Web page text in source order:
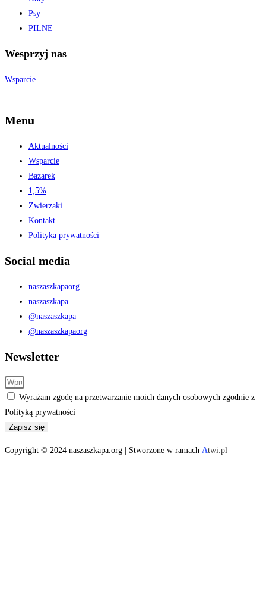
Psy
PILNE
Wesprzyj nas
Wsparcie
Menu
Aktualności
Wsparcie
Bazarek
1,5%
Zwierzaki
Kontakt
Polityka prywatności
Social media
naszaszkapaorg
naszaszkapa
@naszaszkapa
@naszaszkapaorg
Newsletter
Wyrażam zgodę na przetwarzanie moich danych osobowych zgodnie z
Polityką prywatności
Zapisz się
Copyright © 2024 naszaszkapa.org | Stworzone w ramach Atwi.pl